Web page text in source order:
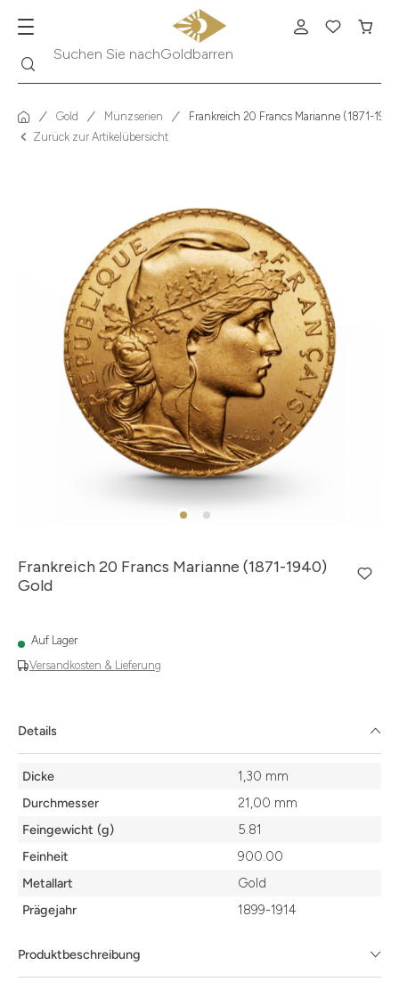
Suchen Sie nach
Gold Münzserien
Frankreich 20 Francs Marianne (1871-
Zurück zur Artikelübersicht
Frankreich 20 Francs Marianne (1871-1940)
Gold
Versandkosten & Lieferung
Auf Lager
Details
Produktbeschreibung
Details
Dicke
1,30 mm
Durchmesser
21,00 mm
Feingewicht (g)
5.81
Feinheit
900.00
Metallart
Gold
Prägejahr
1899-1914